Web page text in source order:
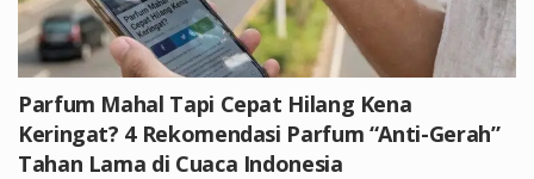
Parfum Mahal Tapi Cepat Hilang Kena
Keringat? 4 Rekomendasi Parfum “Anti-Gerah”
Tahan Lama di Cuaca Indonesia